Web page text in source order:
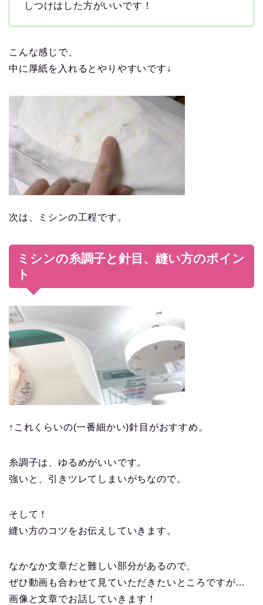
しつけはした方がいいです！
こんな感じで、
中に厚紙を入れるとやりやすいです↓
次は、ミシンの工程です。
ミシンの糸調子と針目、縫い方のポイン
ト
↑これくらいの(一番細かい)針目がおすすめ。
糸調子は、ゆるめがいいです。
強いと、引きツレてしまいがちなので。
そして！
縫い方のコツをお伝えしていきます。
なかなか文章だと難しい部分があるので、
ぜひ動画も合わせて見ていただきたいところですが…
画像と文章でお話していきます！